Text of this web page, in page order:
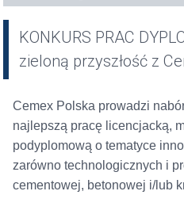
KONKURS PRAC
zieloną przyszłość z
Cemex Polska prowadzi
najlepszą pracę licencjacką,
podyplomową o tematyce
zarówno technologicznych i
cementowej, betonowej i/lub